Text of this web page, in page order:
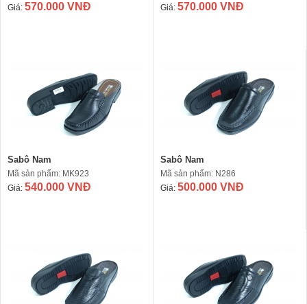
Giá: 570.000 VNĐ
Giá: 570.000 VNĐ
Sabô Nam
Mã sản phẩm: MK923
Giá: 540.000 VNĐ
Sabô Nam
Mã sản phẩm: N286
Giá: 500.000 VNĐ